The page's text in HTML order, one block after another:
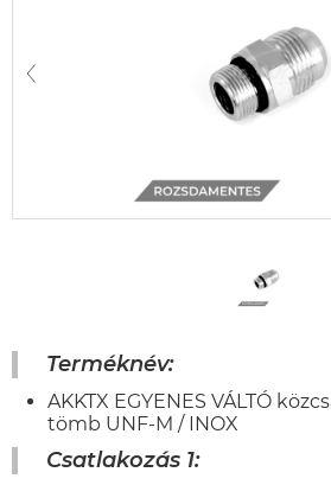
Terméknév:
AKKTX EGYENES VÁLTÓ
tömb UNF-M / INOX
Csatlakozás 1: